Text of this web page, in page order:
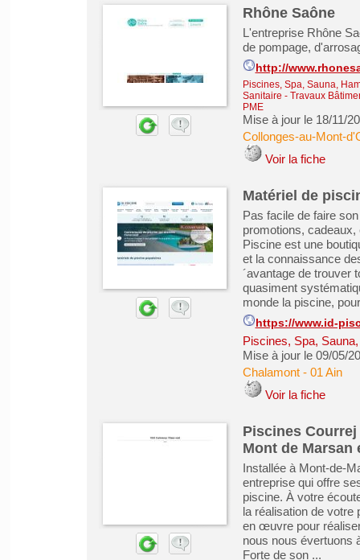
Rhône Saône
L'entreprise Rhône
de pompage,
http://
Piscines, Spa, Sauna,
Sanitaire - Travaux
PME
Mise à jour le 18/11/
Collonges-au-Mont-
Voir la fiche
Matériel de
Pas facile de faire
promotions,
Piscine est une
et la connaissance
´avantage de trouver
quasiment
monde la piscine,
https://www.id-
Piscines, Spa,
Mise à jour le 09/05/
Chalamont- 01 Ain
Voir la fiche
Piscines
Mont de Marsan
Installée à Mont-de-
entreprise qui offre
piscine. À votre
la réalisation de votre
en œuvre pour
nous nous évertuons
Forte de son ...